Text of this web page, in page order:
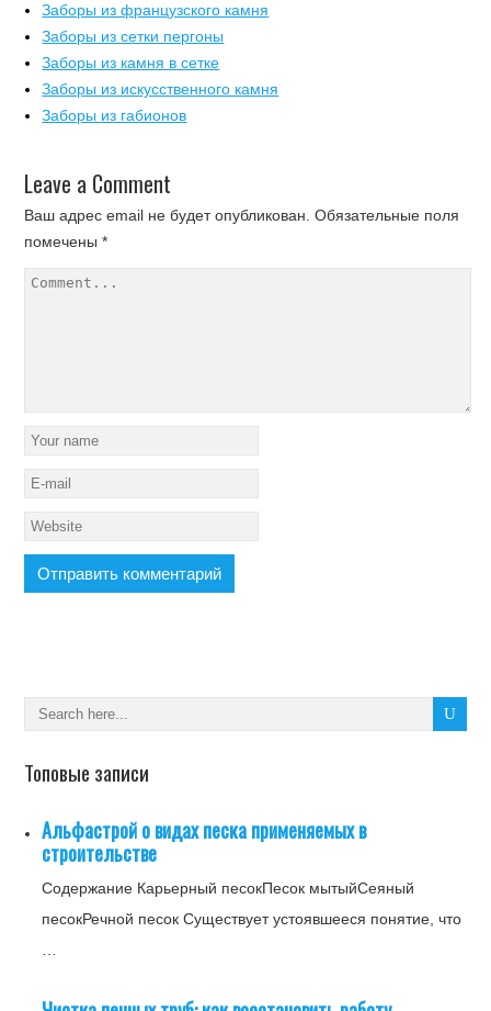
Заборы из французского камня
Заборы из сетки пергоны
Заборы из камня в сетке
Заборы из искусственного камня
Заборы из габионов
Leave a Comment
Ваш адрес email не будет опубликован. Обязательные поля
помечены*
Топовые записи
Альфастрой о видах песка применяемых в
строительстве
Содержание Карьерный песокПесок мытыйСеяный
песокРечной песок Существует устоявшееся понятие, что